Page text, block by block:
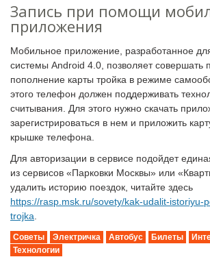
Запись при помощи
приложения
Мобильное приложение, разработанное
системы Android 4.0, позволяет совершать
пополнение карты тройка в режиме
этого телефон должен поддерживать
считывания. Для этого нужно скачать
зарегистрироваться в нем и приложить
крышке телефона.
Для авторизации в сервисе подойдет
из сервисов «Парковки Москвы» или
удалить историю поездок, читайте здесь
https://rasp.msk.ru/sovety/kak-udalit-istoriyu-
trojka.
Советы Электричка Автобус Билеты
Технологии